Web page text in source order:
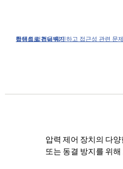
접근성 정책을 확인하고 접근성 관련 문
탐색으로 건너뛰기
콘텐츠로 건너뛰기
검색으로 건너뛰기
압력 제어 장치의 다
또는 동결 방지를 위